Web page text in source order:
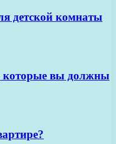
детской комнаты
которые вы должны